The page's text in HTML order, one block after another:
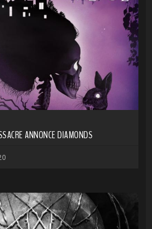
ANNONCE DIAMONDS